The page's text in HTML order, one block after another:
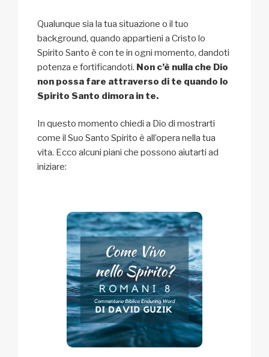
Qualunque sia la tua situazione o il tuo
background, quando appartieni a Cristo lo
Spirito Santo è con te in ogni momento, dandoti
potenza e fortificandoti. Non c’è nulla che Dio
non possa fare attraverso di te quando lo
Spirito Santo dimora in te.
In questo momento chiedi a Dio di mostrarti
come il Suo Santo Spirito è all’opera nella tua
vita. Ecco alcuni piani che possono aiutarti ad
iniziare: